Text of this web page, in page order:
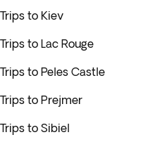
Trips to Kiev
Trips to Lac Rouge
Trips to Peles Castle
Trips to Prejmer
Trips to Sibiel